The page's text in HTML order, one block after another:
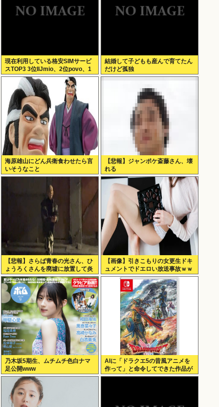
現在利用している格安SIMサービ
スTOP3 3位IIJmio、2位povo、1
位ahamo
結婚して子どもも産んで育てたん
だけど孤独
海原雄山にどん兵衛食わせたら言
いそうなこと
【悲報】ジャンポケ斎藤さん、壊
れる
【悲報】さらば青春の光さん、ひ
ょうろくさんを廃墟に放置して炎
上www
【画像】引きこもりの女更生ドキ
ュメントでドエロい放送事故ｗｗ
ｗ
乃木坂5期生、ムチムチ色白ナマ
足公開www
AIに「ドラクエ5の昔風アニメを
作って」と命令してできた作品が
これ、感想よろ